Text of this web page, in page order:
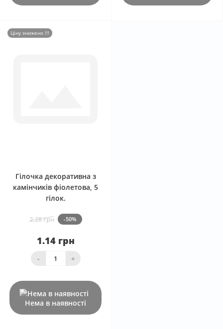
Ціну знижено !!!
Гілочка декоративна з
камінчиків фіолетова, 5
гілок.
2.28 грн -50%
1.14 грн
- +
Нема в наявності